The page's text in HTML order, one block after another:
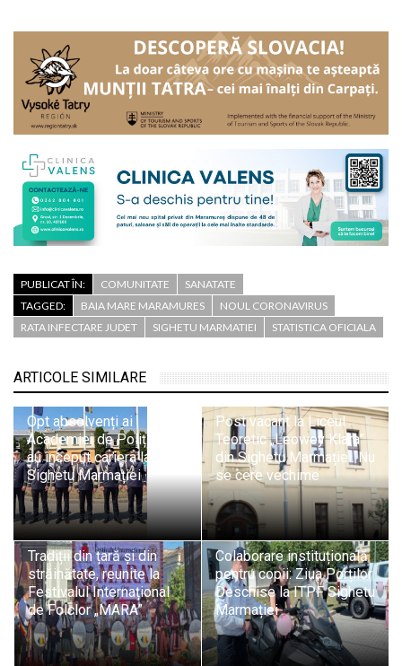
PUBLICAT ÎN: COMUNITATE
SANATATE
TAGGED:
BAIA MARE MARAMURES
NOUL CORONAVIRUS
RATA INFECTARE JUDET
SIGHETU MARMATIEI STATISTICA OFICIALA
ARTICOLE SIMILARE
Opt absolvenți ai
Academiei de Poliție și-
au început cariera la ITPF
Sighetu Marmației
Post vacant la Liceul
Teoretic „Leowey Klara”
din Sighetu Marmației. Nu
se cere vechime
Tradiții din țară și din
străinătate, reunite la
Festivalul Internațional
de Folclor „MARA”
Colaborare instituțională
pentru copii: Ziua Porților
Deschise la ITPF Sighetu
Marmației